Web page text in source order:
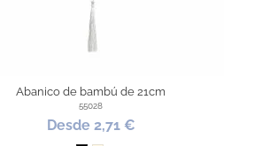
Abanico de bambú de 21cm
55028
Desde 2,71 €